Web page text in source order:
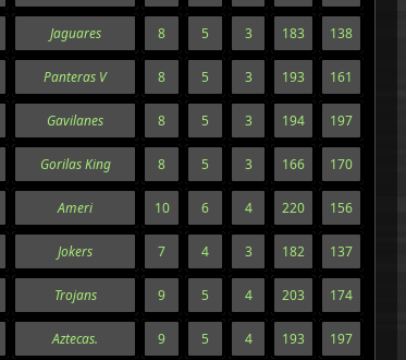
Jaguares 8 5 3 183 138
Panteras V 8 5 3 193 161
Gavilanes 8 5 3 194 197
Gorilas King 8 5 3 166 170
Ameri 10 6 4 220 156
Jokers 7 4 3 182 137
Trojans 9 5 4 203 174
Aztecas. 9 5 4 193 197